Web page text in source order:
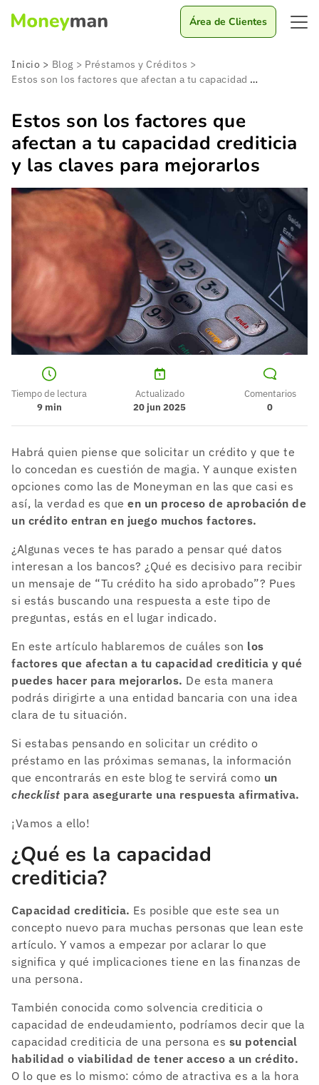
Área de Clientes
Inicio > Blog > Préstamos y Créditos >
Estos son los factores que afectan a tu capacidad crediticia y las claves para mejorarlos
Estos son los factores que
afectan a tu capacidad crediticia
y las claves para mejorarlos
Tiempo de lectura
9min
Actualizado
20 jun 2025
Comentarios
0
Habrá quien piense que solicitar un crédito y que te
lo concedan es cuestión de magia. Y aunque existen
opciones como las de Moneyman en las que casi es
así, la verdad es que en un proceso de aprobación de
un crédito entran en juego muchos factores.
¿Algunas veces te has parado a pensar qué datos
interesan a los bancos? ¿Qué es decisivo para recibir
un mensaje de “Tu crédito ha sido aprobado”? Pues
si estás buscando una respuesta a este tipo de
preguntas, estás en el lugar indicado.
En este artículo hablaremos de cuáles son los
factores que afectan a tu capacidad crediticia y qué
puedes hacer para mejorarlos. De esta manera
podrás dirigirte a una entidad bancaria con una idea
clara de tu situación.
Si estabas pensando en solicitar un crédito o
préstamo en las próximas semanas, la información
que encontrarás en este blog te servirá como un
checklist para asegurarte una respuesta afirmativa.
¡Vamos a ello!
¿Qué es la capacidad
crediticia?
Capacidad crediticia. Es posible que este sea un
concepto nuevo para muchas personas que lean este
artículo. Y vamos a empezar por aclarar lo que
significa y qué implicaciones tiene en las finanzas de
una persona.
También conocida como solvencia crediticia o
capacidad de endeudamiento, podríamos decir que la
capacidad crediticia de una persona es su potencial
habilidad o viabilidad de tener acceso a un crédito.
O lo que es lo mismo: cómo de atractiva es a la hora